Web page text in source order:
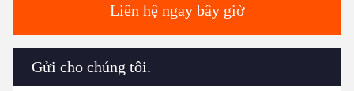
Liên hệ ngay bây giờ
Gửi cho chúng tôi.